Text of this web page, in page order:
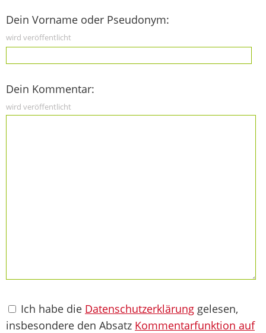
Dein Vorname oder Pseudonym:
wird veröffentlicht
Dein Kommentar:
wird veröffentlicht
Ich habe die Datenschutzerklärung gelesen,
insbesondere den Absatz Kommentarfunktion auf